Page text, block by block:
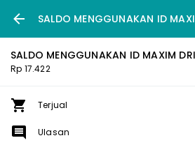
SALDO MENGGUNAKAN ID
SALDO MENGGUNAKAN ID MAXIM
Rp 17.422
Terjual
Ulasan